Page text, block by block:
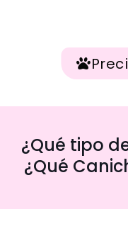
¿Qué tipo
¿Qué